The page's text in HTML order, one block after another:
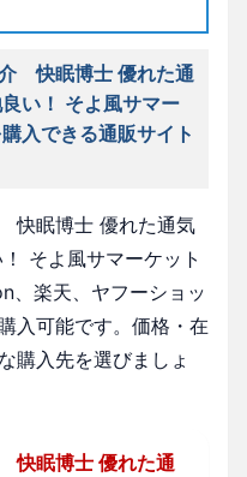
介 快眠博士 優れた通
い！ そよ風サマー
入できる通販サイト
快眠博士 優れた通気
そよ風サマーケット
、楽天、ヤフーショッ
入可能です。価格・在
購入先を選びましょ
快眠博士 優れた通